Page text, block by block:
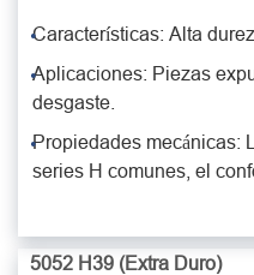
Características: Alta
Aplicaciones: Piezas
desgaste.
Propiedades mecánicas:
series H comunes, el
5052 H39 (Extra Duro)